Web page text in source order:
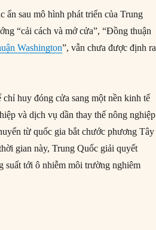
ẩn sau mô hình phát triển của Trung
“cải cách và mở cửa”, “Đồng thuận
Washington”, vẫn chưa được định ra
huy đóng cửa sang một nền kinh tế
và dịch vụ dần thay thế nông nghiệp
từ quốc gia bắt chước phương Tây
gian này, Trung Quốc giải quyết
suất tới ô nhiễm môi trường nghiêm
Bắc Kinh’ chưa tồn tại?”